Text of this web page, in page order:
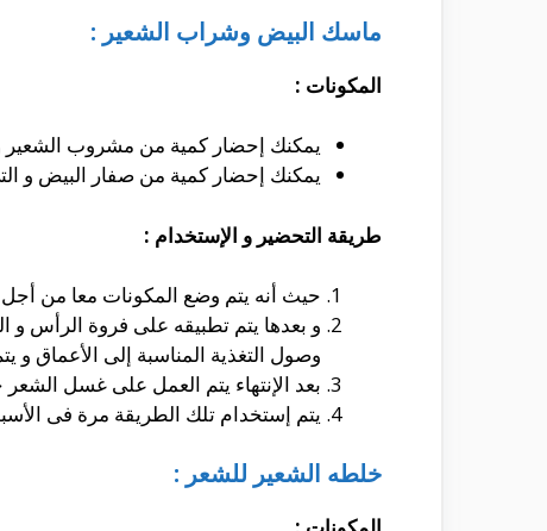
ماسك البيض وشراب الشعير :
المكونات :
يمكنك إحضار كمية من مشروب الشعير
يمكنك إحضار كمية من صفار البيض و
طريقة التحضير و الإستخدام :
حيث أنه يتم وضع المكونات معا من
وصول التغذية المناسبة إلى الأعماق
بعد الإنتهاء يتم العمل على غسل الشعر
يتم إستخدام تلك الطريقة مرة فى
خلطه الشعير للشعر :